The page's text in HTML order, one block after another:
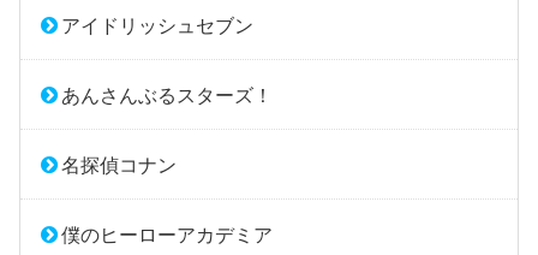
アイドリッシュセブン
あんさんぶるスターズ！
名探偵コナン
僕のヒーローアカデミア